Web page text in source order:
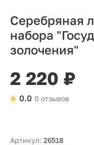
Серебряная
набора
золочения"
2 220 ₽
0 отзывов
0.0
Артикул: 26518